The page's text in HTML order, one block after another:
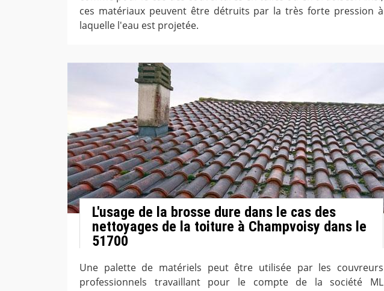
ces matériaux peuvent être détruits par la très forte pression à
laquelle l'eau est projetée.
L'usage de la brosse dure dans le cas des
nettoyages de la toiture à Champvoisy dans le
51700
Une palette de matériels peut être utilisée par les couvreurs
professionnels travaillant pour le compte de la société ML